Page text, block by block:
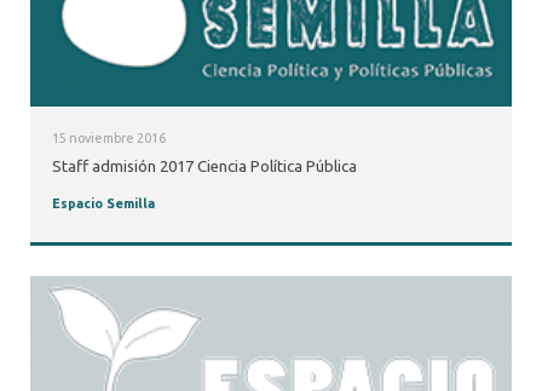
15 noviembre 2016
Staff admisión 2017 Ciencia Política Pública
Espacio Semilla